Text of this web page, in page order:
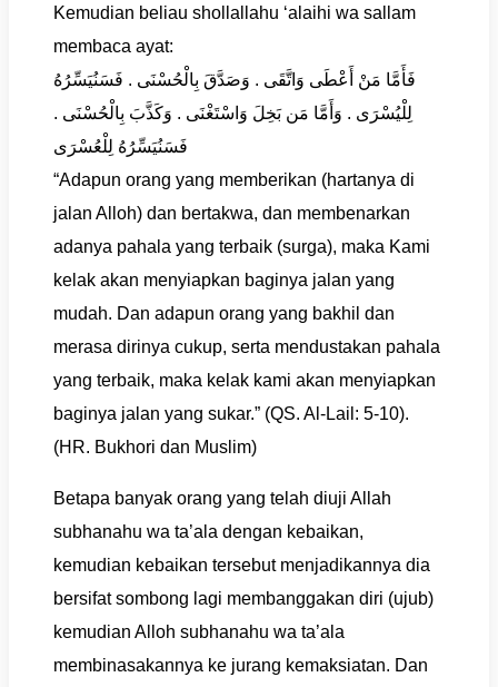
Kemudian beliau shollallahu ‘alaihi wa sallam
membaca ayat:
فَأَمَّا مَنْ أَعْطَى وَاتَّقَى . وَصَدَّقَ بِالْحُسْنَى . فَسَنُيَسِّرُهُ
لِلْيُسْرَى . وَأَمَّا مَن بَخِلَ وَاسْتَغْنَى . وَكَذَّبَ بِالْحُسْنَى .
فَسَنُيَسِّرُهُ لِلْعُسْرَى
“Adapun orang yang memberikan (hartanya di
jalan Alloh) dan bertakwa, dan membenarkan
adanya pahala yang terbaik (surga), maka Kami
kelak akan menyiapkan baginya jalan yang
mudah. Dan adapun orang yang bakhil dan
merasa dirinya cukup, serta mendustakan pahala
yang terbaik, maka kelak kami akan menyiapkan
baginya jalan yang sukar.” (QS. Al-Lail: 5-10).
(HR. Bukhori dan Muslim)
Betapa banyak orang yang telah diuji Allah
subhanahu wa ta’ala dengan kebaikan,
kemudian kebaikan tersebut menjadikannya dia
bersifat sombong lagi membanggakan diri (ujub)
kemudian Alloh subhanahu wa ta’ala
membinasakannya ke jurang kemaksiatan. Dan